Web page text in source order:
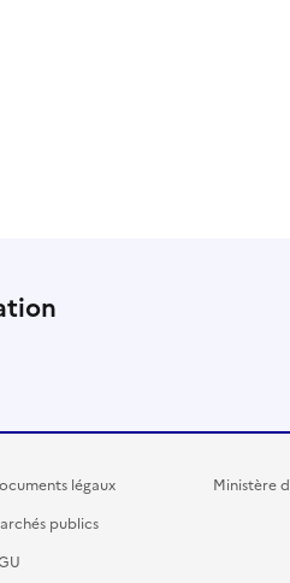
légaux
publics
Ministère